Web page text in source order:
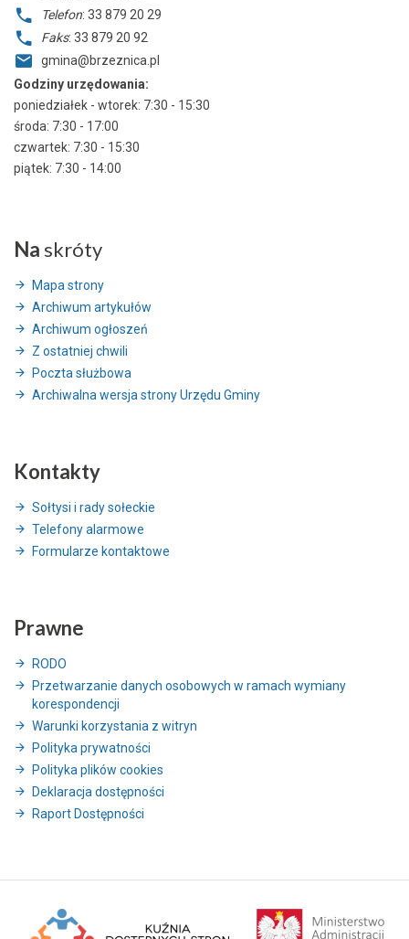
Telefon: 33 879 20 29
Faks: 33 879 20 92
gmina@brzeznica.pl
Godziny urzędowania:
poniedziałek - wtorek: 7:30 - 15:30
środa: 7:30 - 17:00
czwartek: 7:30 - 15:30
piątek: 7:30 - 14:00
Na skróty
Mapa strony
Archiwum artykułów
Archiwum ogłoszeń
Z ostatniej chwili
Poczta służbowa
Archiwalna wersja strony Urzędu Gminy
Kontakty
Sołtysi i rady sołeckie
Telefony alarmowe
Formularze kontaktowe
Prawne
RODO
Przetwarzanie danych osobowych w ramach wymiany
korespondencji
Warunki korzystania z witryn
Polityka prywatności
Polityka plików cookies
Deklaracja dostępności
Raport Dostępności